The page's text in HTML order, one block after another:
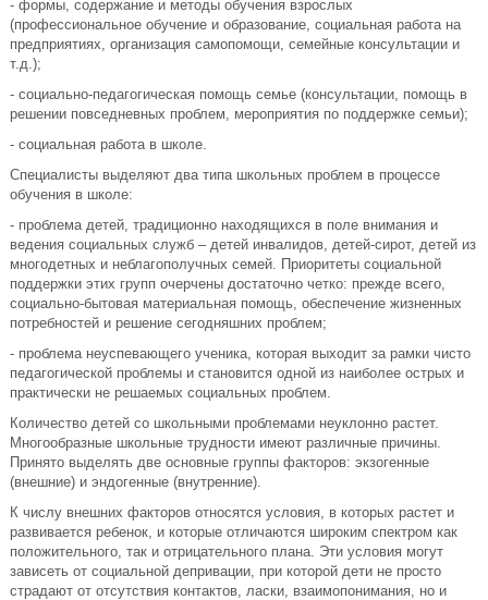
- формы, содержание и методы обучения взрослых
(профессиональное обучение и образование, социальная работа на
предприятиях, организация самопомощи, семейные консультации и
т.д.);
- социально-педагогическая помощь семье (консультации, помощь в
решении повседневных проблем, мероприятия по поддержке семьи);
- социальная работа в школе.
Специалисты выделяют два типа школьных проблем в процессе
обучения в школе:
- проблема детей, традиционно находящихся в поле внимания и
ведения социальных служб – детей инвалидов, детей-сирот, детей из
многодетных и неблагополучных семей. Приоритеты социальной
поддержки этих групп очерчены достаточно четко: прежде всего,
социально-бытовая материальная помощь, обеспечение жизненных
потребностей и решение сегодняшних проблем;
- проблема неуспевающего ученика, которая выходит за рамки чисто
педагогической проблемы и становится одной из наиболее острых и
практически не решаемых социальных проблем.
Количество детей со школьными проблемами неуклонно растет.
Многообразные школьные трудности имеют различные причины.
Принято выделять две основные группы факторов: экзогенные
(внешние) и эндогенные (внутренние).
К числу внешних факторов относятся условия, в которых растет и
развивается ребенок, и которые отличаются широким спектром как
положительного, так и отрицательного плана. Эти условия могут
зависеть от социальной депривации, при которой дети не просто
страдают от отсутствия контактов, ласки, взаимопонимания, но и